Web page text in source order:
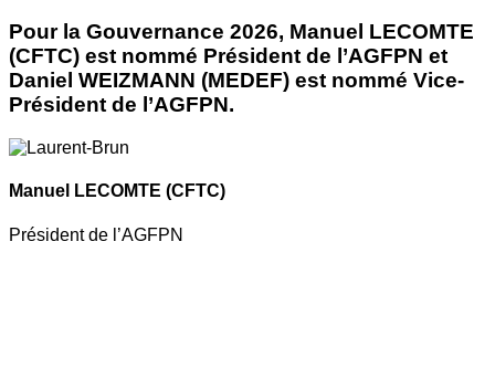
Pour la Gouvernance 2026, Manuel LECOMTE
(CFTC) est nommé Président de l’AGFPN et
Daniel WEIZMANN (MEDEF) est nommé Vice-
Président de l’AGFPN.
Manuel LECOMTE (CFTC)
Président de l’AGFPN